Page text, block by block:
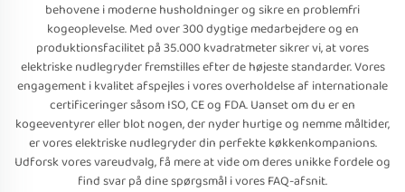
behovene i moderne husholdninger og sikre en problemfri
kogeoplevelse. Med over 300 dygtige medarbejdere og en
produktionsfacilitet på 35.000 kvadratmeter sikrer vi, at vores
elektriske nudlegryder fremstilles efter de højeste standarder. Vores
engagement i kvalitet afspejles i vores overholdelse af internationale
certificeringer såsom ISO, CE og FDA. Uanset om du er en
kogeeventyrer eller blot nogen, der nyder hurtige og nemme måltider,
er vores elektriske nudlegryder din perfekte køkkenkompanions.
Udforsk vores vareudvalg, få mere at vide om deres unikke fordele og
find svar på dine spørgsmål i vores FAQ-afsnit.